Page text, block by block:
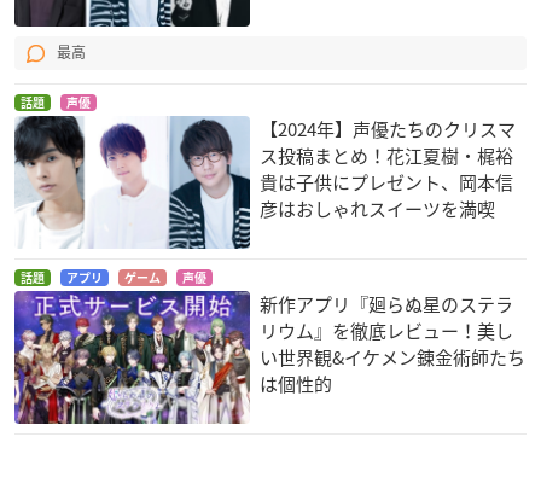
最高
話題 声優
【2024年】声優たちのクリスマ
ス投稿まとめ！花江夏樹・梶裕
貴は子供にプレゼント、岡本信
彦はおしゃれスイーツを満喫
話題 アプリ ゲーム 声優
新作アプリ『廻らぬ星のステラ
リウム』を徹底レビュー！美し
い世界観&イケメン錬金術師たち
は個性的